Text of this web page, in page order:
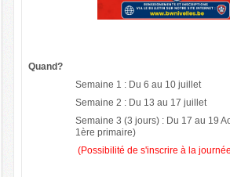
Quand?
Semaine 1 : Du 6 au 10 juillet
Semaine 2 : Du 13 au 17 juillet
Semaine 3 (3 jours) : Du 17 au 19
1ère primaire)
(Possibilité de s'inscrire à la